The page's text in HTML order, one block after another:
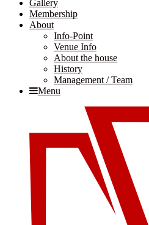
Gallery
Membership
About
Info-Point
Venue Info
About the house
History
Management / Team
Menu